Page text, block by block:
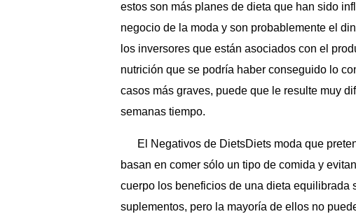
estos son más planes de dieta que han sido
negocio de la moda y son probablemente el
los inversores que están asociados con el
nutrición que se podría haber conseguido lo
casos más graves, puede que le resulte muy
semanas tiempo.
El Negativos de DietsDiets moda que
basan en comer sólo un tipo de comida y
cuerpo los beneficios de una dieta equilibrada
suplementos, pero la mayoría de ellos no